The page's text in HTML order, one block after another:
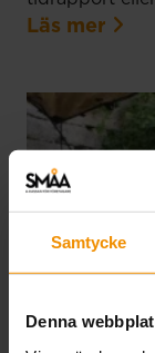
Samtycke
Denna
Läs mer